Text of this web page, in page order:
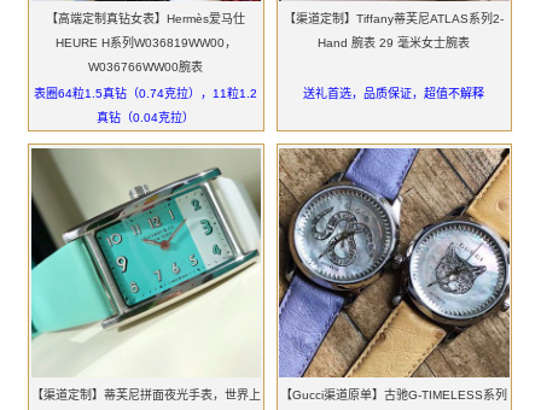
【高端定制真钻女表】Hermès爱马仕
HEURE H系列W036819WW00，
W036766WW00腕表
表圈64粒1.5真钻（0.74克拉），11粒1.2
真钻（0.04克拉）
【渠道定制】Tiffany蒂芙尼ATLAS系列2-
Hand 腕表 29 毫米女士腕表
送礼首选，品质保证，超值不解释
【渠道定制】蒂芙尼拼面夜光手表，世界上
【Gucci渠道原单】古驰G-TIMELESS系列